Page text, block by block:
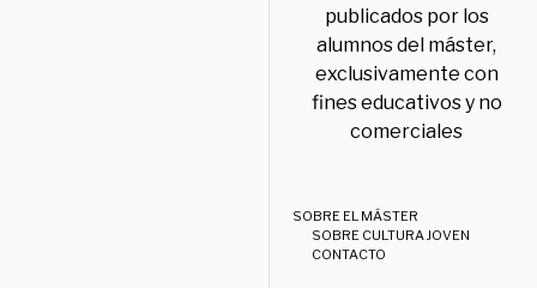
publicados por los
alumnos del máster,
exclusivamente con
fines educativos y no
comerciales
SOBRE EL MÁSTER
SOBRE CULTURA JOVEN
CONTACTO